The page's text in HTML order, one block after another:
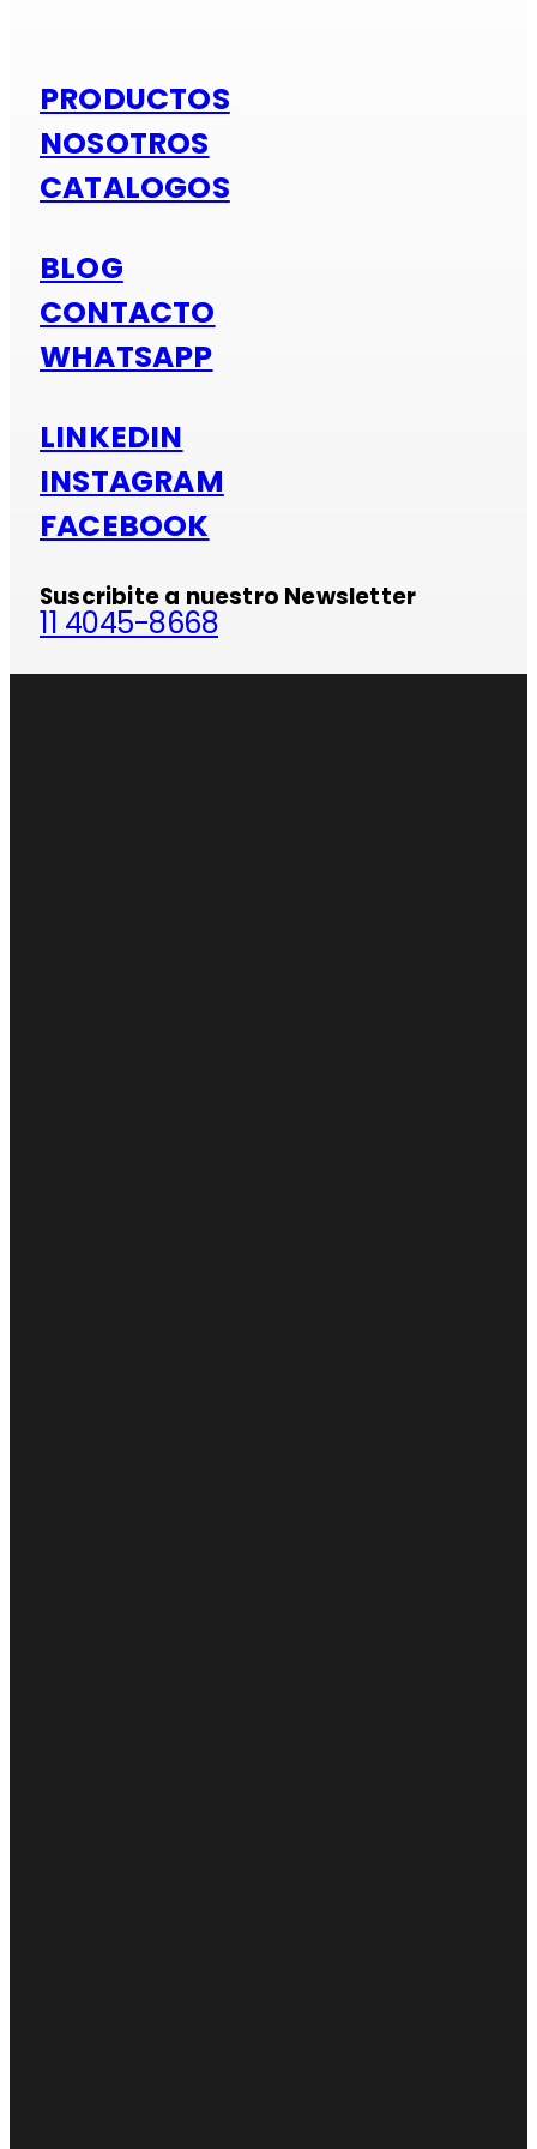
PRODUCTOS
NOSOTROS
CATALOGOS
BLOG
CONTACTO
WHATSAPP
LINKEDIN
INSTAGRAM
FACEBOOK
Suscribite a nuestro Newsletter
11 4045-8668